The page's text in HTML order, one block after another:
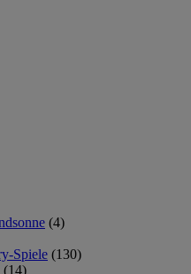
(4)
Spiele (130)
(14)